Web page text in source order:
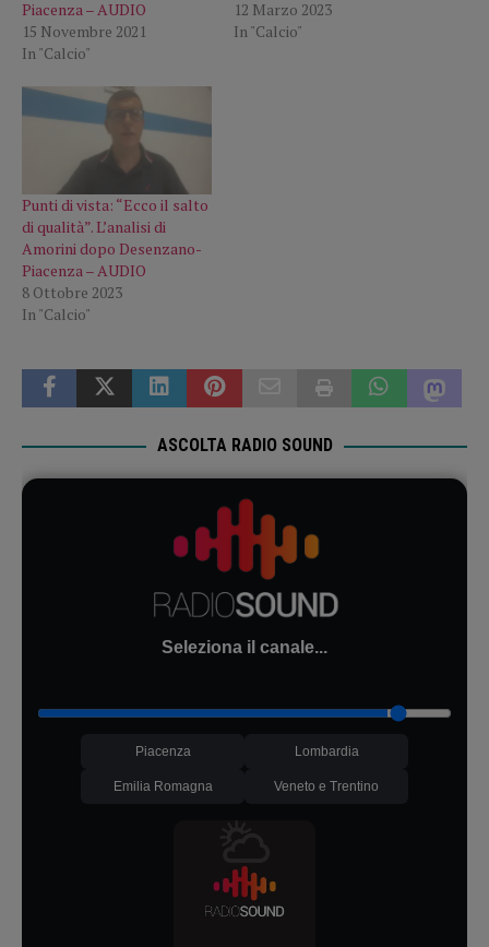
Piacenza – AUDIO
15 Novembre 2021
In "Calcio"
12 Marzo 2023
In "Calcio"
Punti di vista: “Ecco il salto
di qualità”. L’analisi di
Amorini dopo Desenzano-
Piacenza – AUDIO
8 Ottobre 2023
In "Calcio"
ASCOLTA RADIO SOUND
Seleziona il canale...
Piacenza Lombardia
Emilia Romagna Veneto e Trentino